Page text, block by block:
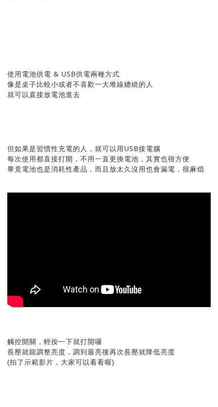
使用電池供電 & USB供電兩種方式
像是桌子比較小或者不喜歡一大堆線纏繞的人
就可以直接放電池進去
但如果是習慣性充電的人，就可以用USB接電腦
每次使用都直接打開，不用一直更換電池，其實也很方便
畢竟電池也是消耗性產品，而且放太久沒用也會漏電，很麻煩
觸控開關，輕按一下就打開囉
長壓就能調整亮度，調到最亮後再次長壓就降低亮度
(拍了示範影片，大家可以看看喔)